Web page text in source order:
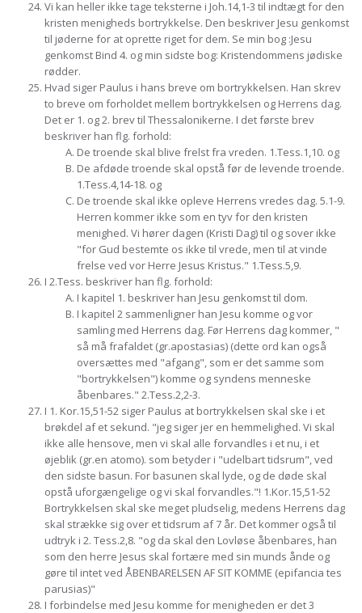
Vi kan heller ikke tage teksterne i Joh.14,1-3 til indtægt for den
kristen menigheds bortrykkelse. Den beskriver Jesu genkomst
til jøderne for at oprette riget for dem. Se min bog :Jesu
genkomst Bind 4. og min sidste bog: Kristendommens jødiske
rødder.
Hvad siger Paulus i hans breve om bortrykkelsen. Han skrev
to breve om forholdet mellem bortrykkelsen og Herrens dag.
Det er 1. og 2. brev til Thessalonikerne. I det første brev
beskriver han flg. forhold:
De troende skal blive frelst fra vreden. 1.Tess.1,10. og
De afdøde troende skal opstå før de levende troende.
1.Tess.4,14-18. og
De troende skal ikke opleve Herrens vredes dag. 5.1-9.
Herren kommer ikke som en tyv for den kristen
menighed. Vi hører dagen (Kristi Dag) til og sover ikke
"for Gud bestemte os ikke til vrede, men til at vinde
frelse ved vor Herre Jesus Kristus." 1.Tess.5,9.
I 2.Tess. beskriver han flg. forhold:
I kapitel 1. beskriver han Jesu genkomst til dom.
I kapitel 2 sammenligner han Jesu komme og vor
samling med Herrens dag. Før Herrens dag kommer, "
så må frafaldet (gr.apostasias) (dette ord kan også
oversættes med "afgang", som er det samme som
"bortrykkelsen") komme og syndens menneske
åbenbares." 2.Tess.2,2-3.
I 1. Kor.15,51-52 siger Paulus at bortrykkelsen skal ske i et
brøkdel af et sekund. "jeg siger jer en hemmelighed. Vi skal
ikke alle hensove, men vi skal alle forvandles i et nu, i et
øjeblik (gr.en atomo). som betyder i "udelbart tidsrum", ved
den sidste basun. For basunen skal lyde, og de døde skal
opstå uforgængelige og vi skal forvandles."! 1.Kor.15,51-52
Bortrykkelsen skal ske meget pludselig, medens Herrens dag
skal strække sig over et tidsrum af 7 år. Det kommer også til
udtryk i 2. Tess.2,8. "og da skal den Lovløse åbenbares, han
som den herre Jesus skal fortære med sin munds ånde og
gøre til intet ved ÅBENBARELSEN AF SIT KOMME (epifancia tes
parusias)"
I forbindelse med Jesu komme for menigheden er det 3